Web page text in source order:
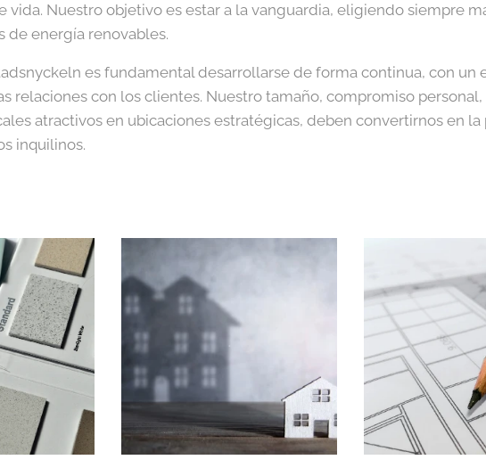
vida. Nuestro objetivo es estar a la vanguardia, eligiendo siempre
de energía renovables.
es fundamental desarrollarse de forma continua, con un
relaciones con los clientes. Nuestro tamaño, compromiso
atractivos en ubicaciones estratégicas, deben convertirnos en
inquilinos.